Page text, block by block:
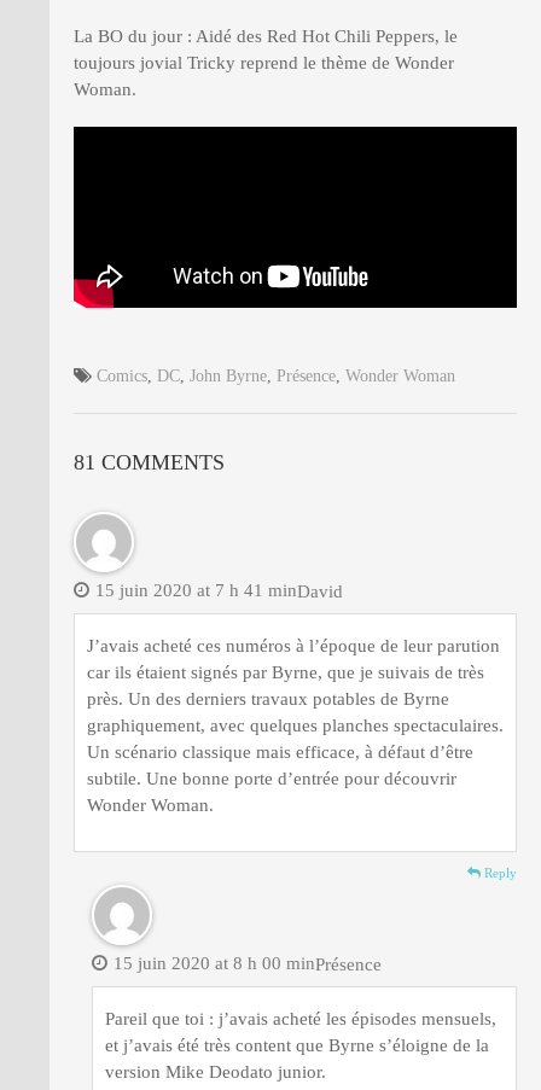
La BO du jour : Aidé des Red Hot Chili Peppers, le
toujours jovial Tricky reprend le thème de Wonder
Woman.
Comics DC John Byrne Présence Wonder Woman
81 COMMENTS
David
15 juin 2020 at 7 h 41 min
J’avais acheté ces numéros à l’époque de leur parution
car ils étaient signés par Byrne, que je suivais de très
près. Un des derniers travaux potables de Byrne
graphiquement, avec quelques planches spectaculaires.
Un scénario classique mais efficace, à défaut d’être
subtile. Une bonne porte d’entrée pour découvrir
Wonder Woman.
Reply
Présence
15 juin 2020 at 8 h 00 min
Pareil que toi : j’avais acheté les épisodes mensuels,
et j’avais été très content que Byrne s’éloigne de la
version Mike Deodato junior.